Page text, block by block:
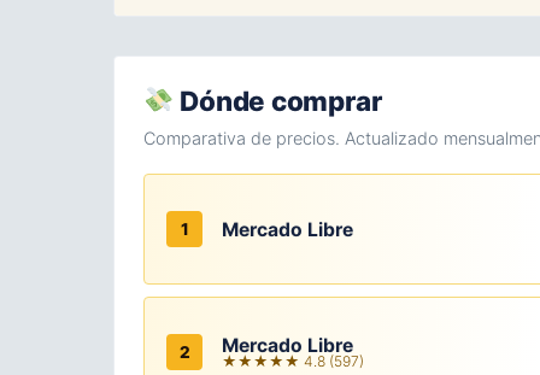
Dónde comprar
Comparativa de precios. Actualizado
1 Mercado Libre
2 Mercado Libre
★★★★★ 4.8 (597)